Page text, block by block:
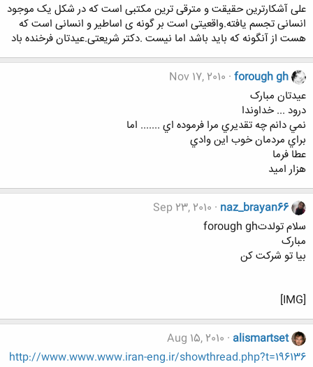
علی آشکارترین حقیقت و مترقی ترین مکتبی است که در شکل یک موجود
انسانی تجسم یافته.واقعیتی است بر گونه ی اساطیر و انسانی است که
هست از آنگونه که باید باشد اما نیست .دکتر شریعتی.عیدتان فرخنده باد
forough gh
Nov 17, 2010
عیدتان مبارک
درود ... خداوندا
نمي دانم چه تقديري مرا فرموده اي ....... اما
براي مردمان خوب اين وادي
عطا فرما
هزار اميد
naz_brayan66
Sep 23, 2010
سلام تولدتforough gh
مبارک
بیا تو شرکت کن
[IMG]
alismartset
Aug 15, 2010
http://www.www.www.iran-eng.ir/showthread.php?t=196136